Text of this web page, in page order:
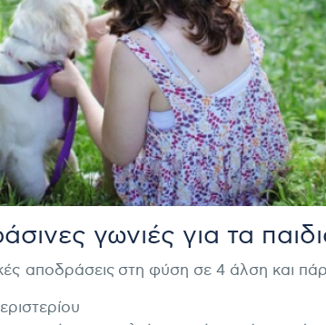
γωνιές για τα
αποδράσεις στη φύση σε 4 άλση και